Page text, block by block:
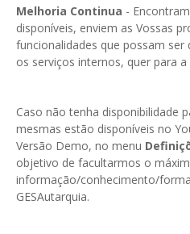
Portal da
Melhoria Continua -
disponíveis, enviem as Vossas
funcionalidades que possam ser
os serviços internos, quer para a
Caso não tenha disponibilidade
mesmas estão disponíveis no
Versão Demo, no menu
objetivo de facultarmos o
informação/conhecimento/
GESAutarquia.